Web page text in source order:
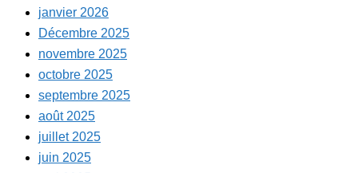
janvier 2026
Décembre 2025
novembre 2025
octobre 2025
septembre 2025
août 2025
juillet 2025
juin 2025